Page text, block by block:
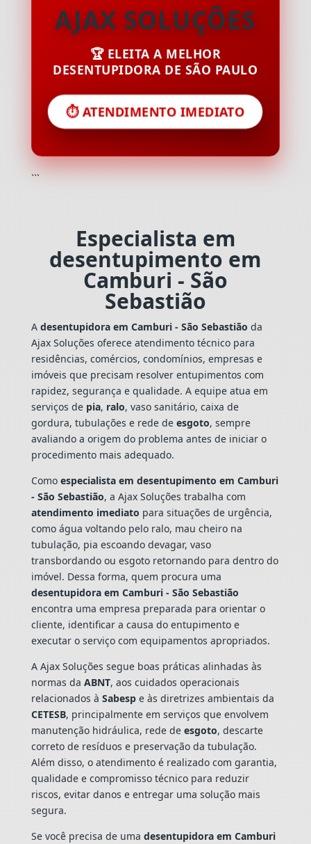
AJAX SOLUÇÕES
🏆 ELEITA A MELHOR
DESENTUPIDORA DE SÃO PAULO
⏱️ ATENDIMENTO IMEDIATO
```
Especialista em
desentupimento em
Camburi - São
Sebastião
A desentupidora em Camburi - São Sebastião da
Ajax Soluções oferece atendimento técnico para
residências, comércios, condomínios, empresas e
imóveis que precisam resolver entupimentos com
rapidez, segurança e qualidade. A equipe atua em
serviços de pia, ralo, vaso sanitário, caixa de
gordura, tubulações e rede de esgoto, sempre
avaliando a origem do problema antes de iniciar o
procedimento mais adequado.
Como especialista em desentupimento em Camburi
- São Sebastião, a Ajax Soluções trabalha com
atendimento imediato para situações de urgência,
como água voltando pelo ralo, mau cheiro na
tubulação, pia escoando devagar, vaso
transbordando ou esgoto retornando para dentro do
imóvel. Dessa forma, quem procura uma
desentupidora em Camburi - São Sebastião
encontra uma empresa preparada para orientar o
cliente, identificar a causa do entupimento e
executar o serviço com equipamentos apropriados.
A Ajax Soluções segue boas práticas alinhadas às
normas da ABNT, aos cuidados operacionais
relacionados à Sabespe às diretrizes ambientais da
CETESB, principalmente em serviços que envolvem
manutenção hidráulica, rede de esgoto, descarte
correto de resíduos e preservação da tubulação.
Além disso, o atendimento é realizado com garantia,
qualidade e compromisso técnico para reduzir
riscos, evitar danos e entregar uma solução mais
segura.
Se você precisa de uma desentupidora em Camburi